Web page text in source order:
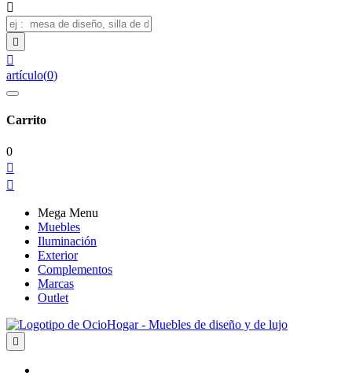



artículo(0)
Carrito
0


Mega Menu
Muebles
Iluminación
Exterior
Complementos
Marcas
Outlet
